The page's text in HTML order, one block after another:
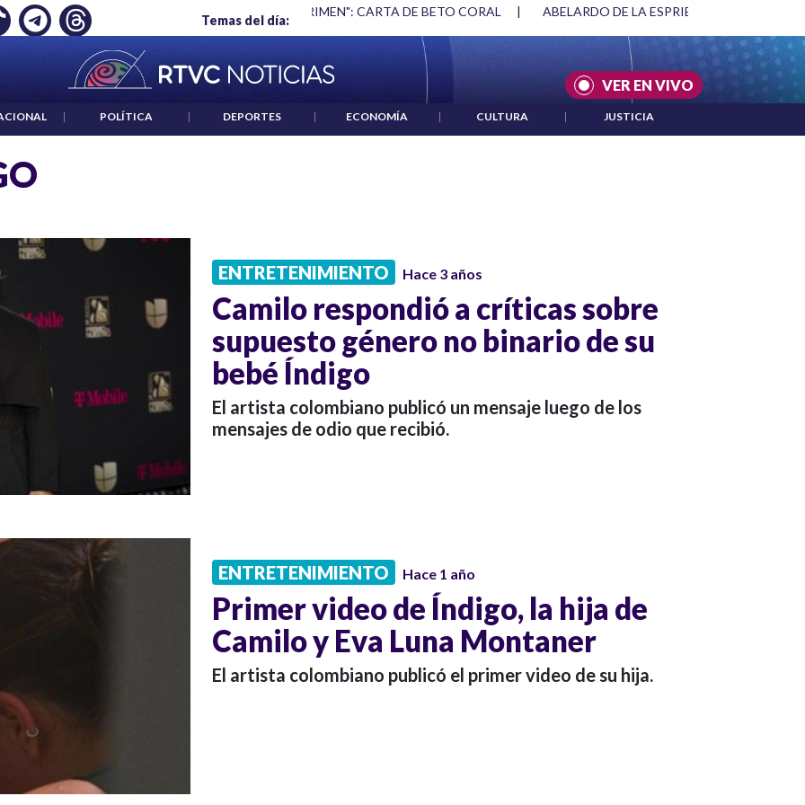
Temas del día:
EMPLEO: JP MORGAN "HABLAR NO ES UN CRIMEN": CARTA DE BETO CORAL | ABELARDO DE LA ESPRIELLA Y DMG
VER EN VIVO
| POLÍTICA | DEPORTES | ECONOMÍA | CULTURA | JUSTICIA
ENTRETENIMIENTO Hace 3 años
Camilo respondió a críticas sobre
supuesto género no binario de su
bebé Índigo
El artista colombiano publicó un mensaje luego de los
mensajes de odio que recibió.
ENTRETENIMIENTO Hace 1 año
Primer video de Índigo, la hija de
Camilo y Eva Luna Montaner
El artista colombiano publicó el primer video de su hija.